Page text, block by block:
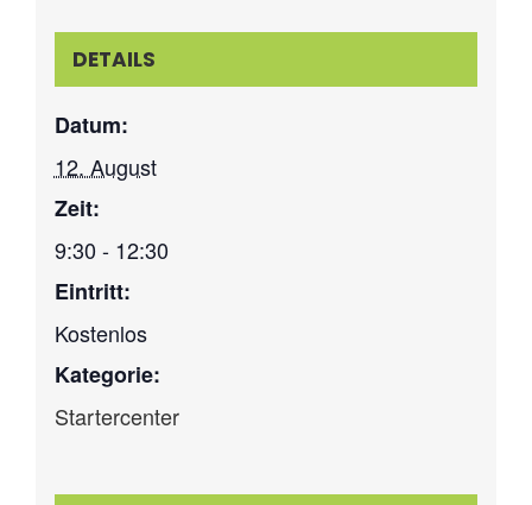
DETAILS
Datum:
12. August
Zeit:
9:30 - 12:30
Eintritt:
Kostenlos
Kategorie:
Startercenter